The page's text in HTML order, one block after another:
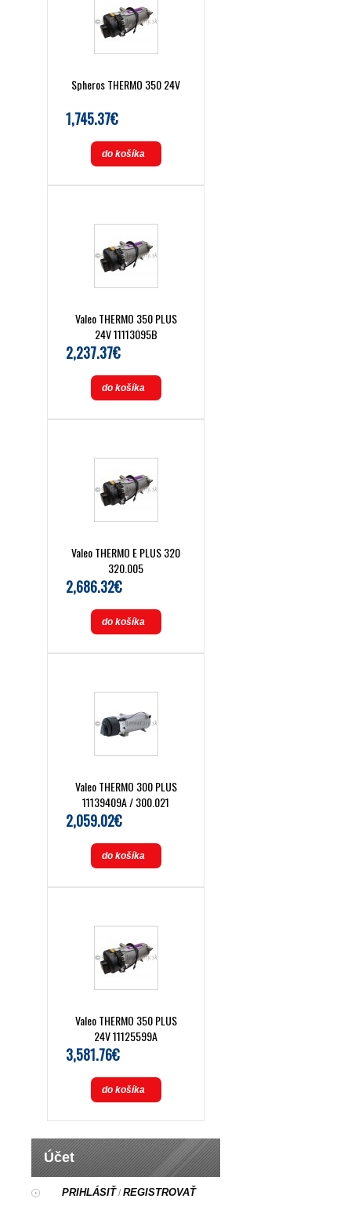
Spheros THERMO 350 24V
1,745.37€
do košíka
Valeo THERMO 350 PLUS
24V 11113095B
2,237.37€
do košíka
Valeo THERMO E PLUS 320
320.005
2,686.32€
do košíka
Valeo THERMO 300 PLUS
11139409A / 300.021
2,059.02€
do košíka
Valeo THERMO 350 PLUS
24V 11125599A
3,581.76€
do košíka
Účet
PRIHLÁSIŤ/REGISTROVAŤ